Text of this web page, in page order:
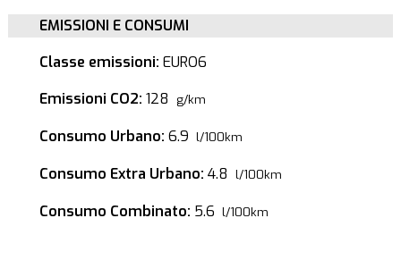
EMISSIONI E CONSUMI
Classe emissioni: EURO6
Emissioni CO2: 128 g/km
Consumo Urbano: 6.9 l/100km
Consumo Extra Urbano: 4.8 l/100km
Consumo Combinato: 5.6 l/100km